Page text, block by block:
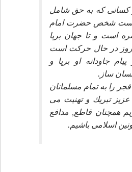
كسانى كه به حق شامل
است شخص حضرت امام
است و تا جهان برپا
در حال حركت است
جاودانه او برپا و
ساز.
را به تمام مسلمانان
عزيز تبريك و تهنيت مى
همچنان قاطع, مدافع
اسلامى باشيم.